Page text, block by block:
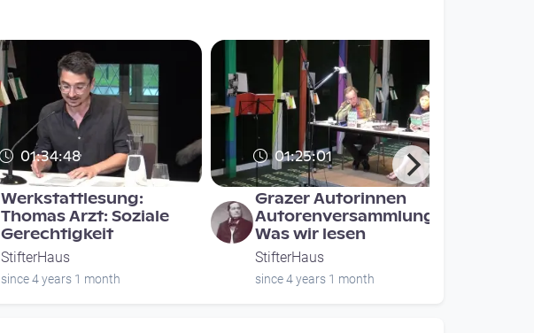
01:34:48
Werkstattlesung:
Thomas Arzt: Soziale
Gerechtigkeit
StifterHaus
since 4 years 1 month
01:25:01
Grazer Autorinnen
Autorenversammlung -
Was wir lesen
StifterHaus
since 4 years 1 month